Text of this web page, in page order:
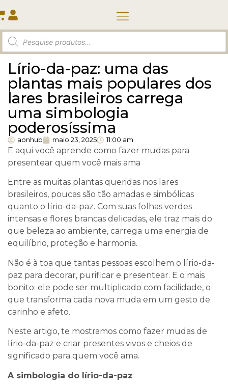
Lírio-da-paz: uma das
plantas mais populares dos
lares brasileiros carrega
uma simbologia
poderosíssima
aonhub maio 23, 2025 11:00 am
E aqui você aprende como fazer mudas para
presentear quem você mais ama
Entre as muitas plantas queridas nos lares
brasileiros, poucas são tão amadas e simbólicas
quanto o lírio-da-paz. Com suas folhas verdes
intensas e flores brancas delicadas, ele traz mais do
que beleza ao ambiente, carrega uma energia de
equilíbrio, proteção e harmonia.
Não é à toa que tantas pessoas escolhem o lírio-da-
paz para decorar, purificar e presentear. E o mais
bonito: ele pode ser multiplicado com facilidade, o
que transforma cada nova muda em um gesto de
carinho e afeto.
Neste artigo, te mostramos como fazer mudas de
lírio-da-paz e criar presentes vivos e cheios de
significado para quem você ama.
A simbologia do lírio-da-paz